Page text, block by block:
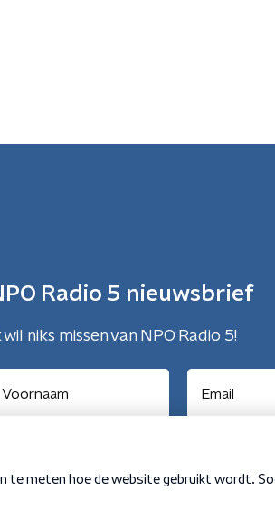
Radio 5 nieuwsbrief
wil niks missen van NPO Radio 5!